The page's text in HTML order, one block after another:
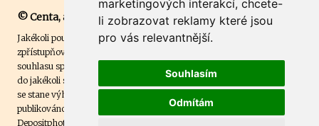
marketingových interakcí, chcete-
li zobrazovat reklamy které jsou
pro vás relevantnější.
Souhlasím
Odmítám
© Centa, a.s.
Jakékoli použití obsahu včetně převzetí, šíření či dalšího užití a
zpřístupňování textových či obrazových materiálů bez písemného
souhlasu společnosti Centa,a.s. je zakázáno. Čtenář svým přihlášením
do jakékoli soutěže na našem webu dává souhlas s tím, že v případě, že
se stane výhercem této soutěže, může být jeho jméno na webu
publikováno. Centa, a.s. využívala licenci ČTK a využívá fotografie z
Depositphotos